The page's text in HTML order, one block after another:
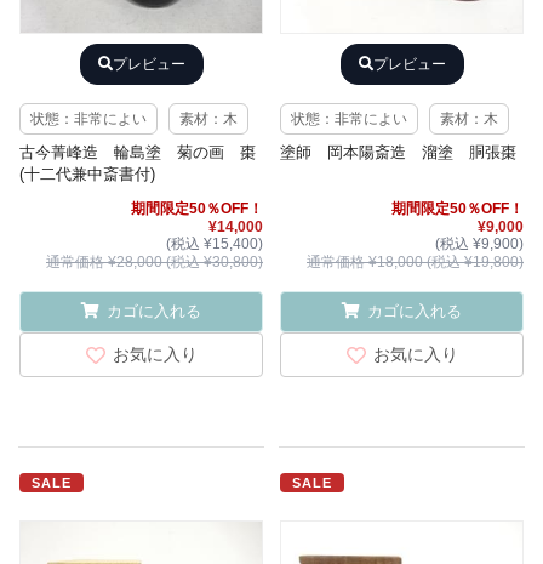
プレビュー
状態：非常によい 素材：木
古今菁峰造 輪島塗 菊の画 棗
(十二代兼中斎書付)
期間限定50％OFF！
¥14,000
(税込 ¥15,400)
通常価格 ¥28,000 (税込 ¥30,800)
カゴに入れる
お気に入り
プレビュー
状態：非常によい 素材：木
塗師 岡本陽斎造 溜塗 胴張棗
期間限定50％OFF！
¥9,000
(税込 ¥9,900)
通常価格 ¥18,000 (税込 ¥19,800)
カゴに入れる
お気に入り
SALE SALE